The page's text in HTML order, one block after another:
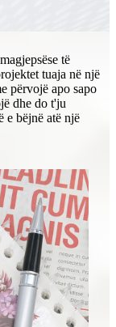
të
tuaja në një
përvojë apo sapo
dhe do t'ju
e bëjnë atë një